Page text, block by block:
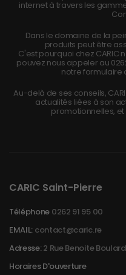
internet à travers les
Dans le domaine de la
produits peut être
C'est pourquoi chez CARIC
pouvez nous appeler au
notre formulaire
Au-delà de ses conseils,
actualités liées à son
promotionnelles,
CARIC Saint-Pierre
Téléphone 0262 91 95 00
EMAIL: contact@caric.re
Adresse:2 Rue Benoite
Horaires D'ouverture